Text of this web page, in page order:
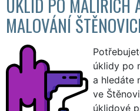
ÚKLID PO MALÍŘÍCH
MALOVÁNÍ
úklidy po
a hledáte
ve
úklidové